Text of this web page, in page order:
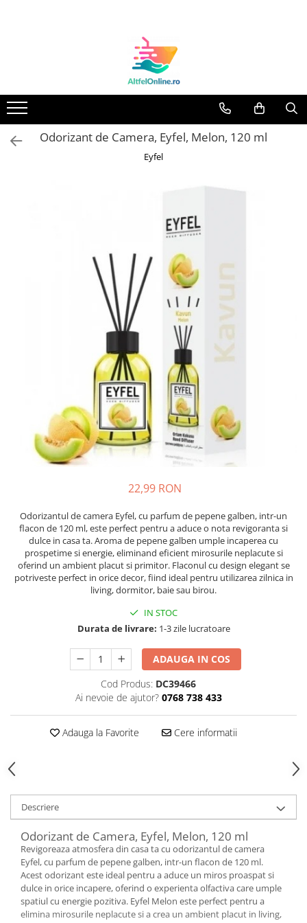
Produse Cosmetice Premium
Reducere 20% la achizitionarea a
minimum 3 produse identice
Oferte
Balsam Rufe
Detergent Pudra Automat
Detergent Pudra Manual
Detergent Lichid Gel
Intretinere Masina de Spalat Rufe
Servetele Captare Culori
Solutie Pete
Bidoane si canistre
Gratare
Incubatoare
Lampi solare
Hrana, Accesorii si Ingrijire Animale
Hrana Pisici
Hrana Umeda
Hrana Uscata
Ingrijire Animale
Ingrijire Copii
Accesorii Ingrijire Copii
Dus si Baie
Accesorii Baie
Gel de Dus pentru Copii
Pudra de Talc
Odorizant de Camera, Eyfel, Melon, 120 ml
Eyfel
22,99 RON
Odorizantul de camera Eyfel, cu parfum de pepene galben, intr-un
flacon de 120 ml, este perfect pentru a aduce o nota revigoranta si
dulce in casa ta. Aroma de pepene galben umple incaperea cu
prospetime si energie, eliminand eficient mirosurile neplacute si
oferind un ambient placut si primitor. Flaconul cu design elegant se
potriveste perfect in orice decor, fiind ideal pentru utilizarea zilnica in
living, dormitor, baie sau birou.
IN STOC
Durata de livrare: 1-3 zile lucratoare
ADAUGA IN COS
Cod Produs: DC39466
Ai nevoie de ajutor? 0768 738 433
Adauga la Favorite Cere informatii
Descriere
Odorizant de Camera, Eyfel, Melon, 120 ml
Revigoreaza atmosfera din casa ta cu odorizantul de camera
Eyfel, cu parfum de pepene galben, intr-un flacon de 120 ml.
Acest odorizant este ideal pentru a aduce un miros proaspat si
dulce in orice incapere, oferind o experienta olfactiva care umple
spatiul cu energie pozitiva. Eyfel Melon este perfect pentru a
elimina mirosurile neplacute si a crea un ambient placut in living,